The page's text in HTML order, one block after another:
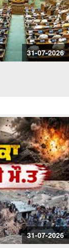
31-07-2026
31-07-2026